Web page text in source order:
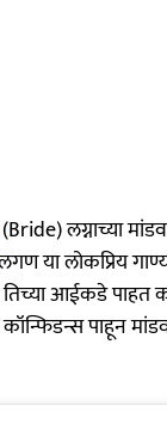
लग्नाच्या
या लोकप्रिय
तिच्या आईकडे
पाहून